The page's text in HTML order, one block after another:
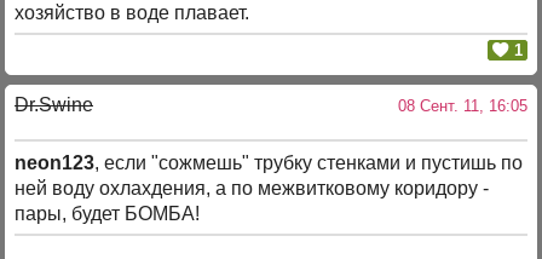
хозяйство в воде плавает.
1
Dr.Swine 08 Сент. 11, 16:05
neon123, если "сожмешь" трубку стенками и пустишь по
ней воду охлахдения, а по межвитковому коридору -
пары, будет БОМБА!